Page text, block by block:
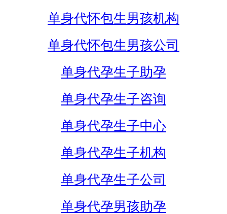
单身代怀包生男孩机构
单身代怀包生男孩公司
单身代孕生子助孕
单身代孕生子咨询
单身代孕生子中心
单身代孕生子机构
单身代孕生子公司
单身代孕男孩助孕